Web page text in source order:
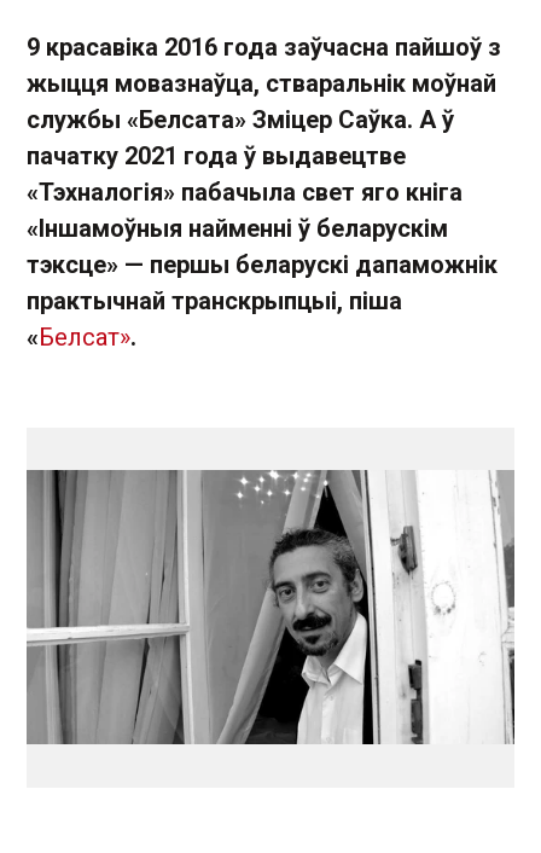
9 красавіка 2016 года заўчасна пайшоў з
жыцця мовазнаўца, стваральнік моўнай
службы «Белсата» Зміцер Саўка. А ў
пачатку 2021 года ў выдавецтве
«Тэхналогія» пабачыла свет яго кніга
«Іншамоўныя найменні ў беларускім
тэксце» — першы беларускі дапаможнік
практычнай транскрыпцыі, піша
«Белсат».